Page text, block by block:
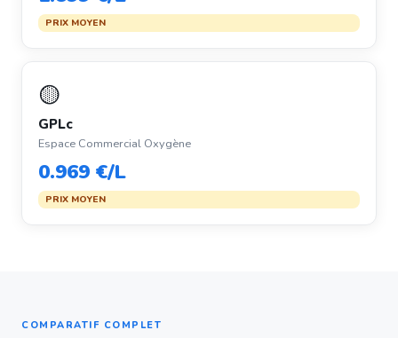
PRIX MOYEN
🟡
GPLc
Espace Commercial Oxygène
0.969 €/L
PRIX MOYEN
COMPARATIF COMPLET